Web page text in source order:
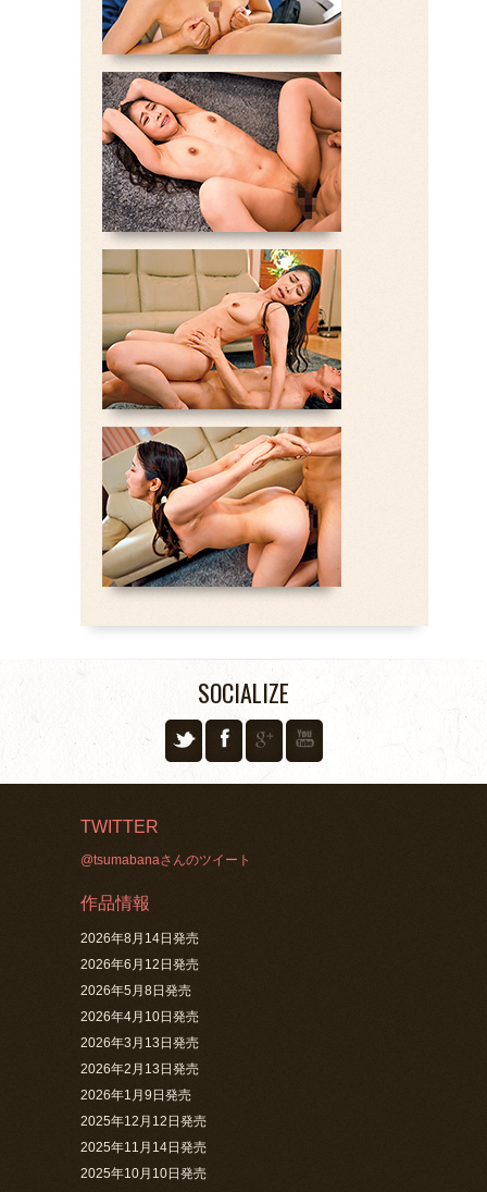
SOCIALIZE
TWITTER
@tsumabanaさんのツイート
作品情報
2026年8月14日発売
2026年6月12日発売
2026年5月8日発売
2026年4月10日発売
2026年3月13日発売
2026年2月13日発売
2026年1月9日発売
2025年12月12日発売
2025年11月14日発売
2025年10月10日発売